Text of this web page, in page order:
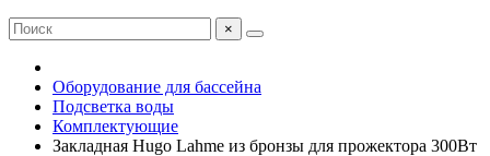
×
Оборудование для бассейна
Подсветка воды
Комплектующие
Закладная Hugo Lahme из бронзы для прожектора 300Вт